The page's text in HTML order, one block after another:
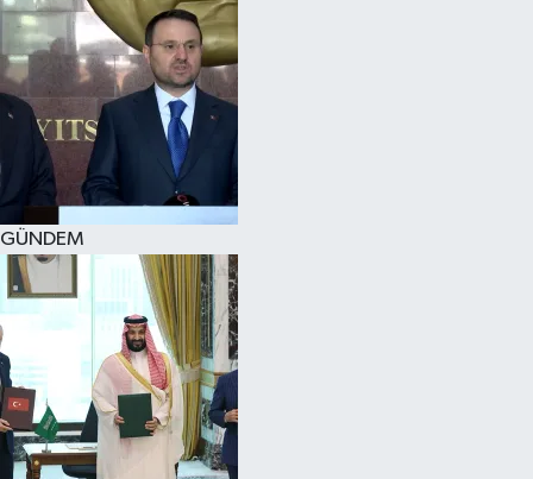
GÜNDEM